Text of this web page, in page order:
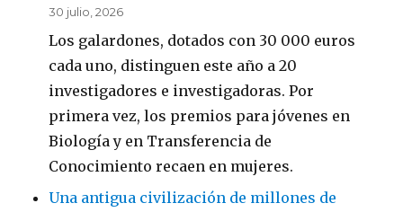
30 julio, 2026
Los galardones, dotados con 30 000 euros
cada uno, distinguen este año a 20
investigadores e investigadoras. Por
primera vez, los premios para jóvenes en
Biología y en Transferencia de
Conocimiento recaen en mujeres.
Una antigua civilización de millones de